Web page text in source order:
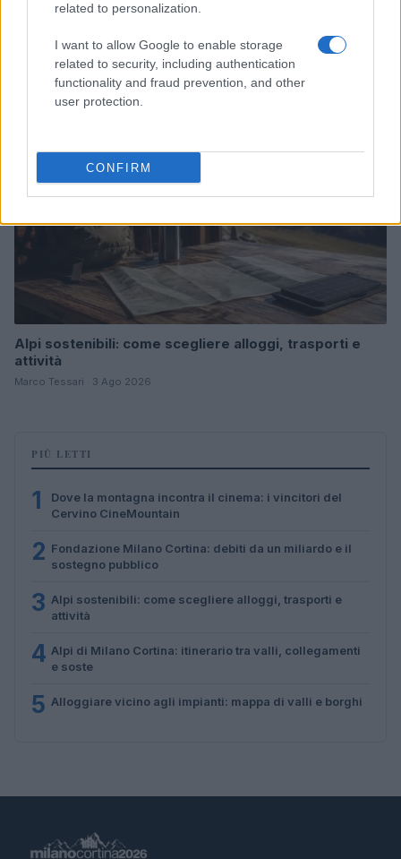
related to personalization.
I want to allow Google to enable storage
related to security, including authentication
functionality and fraud prevention, and other
user protection.
CONFIRM
Fondazione Milano Cortina: debiti da un miliardo e il
Alpi sostenibili: come scegliere alloggi, trasporti e
attività
Marco Tessari · 3 Ago 2026
PIÙ LETTI
1
Dove la montagna incontra il cinema: i vincitori del
Cervino CineMountain
2 Fondazione Milano Cortina: debiti da un miliardo e il
sostegno pubblico
3 Alpi sostenibili: come scegliere alloggi, trasporti e
attività
4 Alpi di Milano Cortina: itinerario tra valli, collegamenti
e soste
5 Alloggiare vicino agli impianti: mappa di valli e borghi